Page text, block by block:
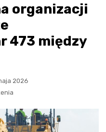
organizacji
473 między
2026